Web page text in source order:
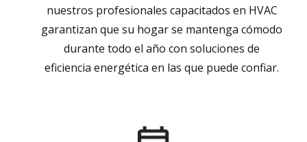
nuestros profesionales capacitados en HVAC
garantizan que su hogar se mantenga cómodo
durante todo el año con soluciones de
eficiencia energética en las que puede confiar.